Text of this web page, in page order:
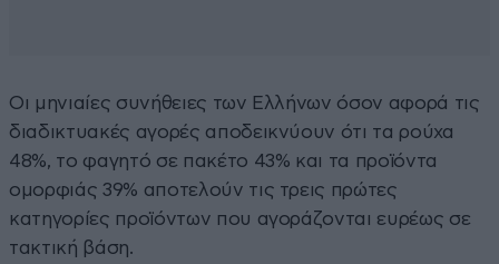
Οι μηνιαίες συνήθειες των Ελλήνων όσον αφορά τις
διαδικτυακές αγορές αποδεικνύουν ότι τα ρούχα
48%, το φαγητό σε πακέτο 43% και τα προϊόντα
ομορφιάς 39% αποτελούν τις τρεις πρώτες
κατηγορίες προϊόντων που αγοράζονται ευρέως σε
τακτική βάση.